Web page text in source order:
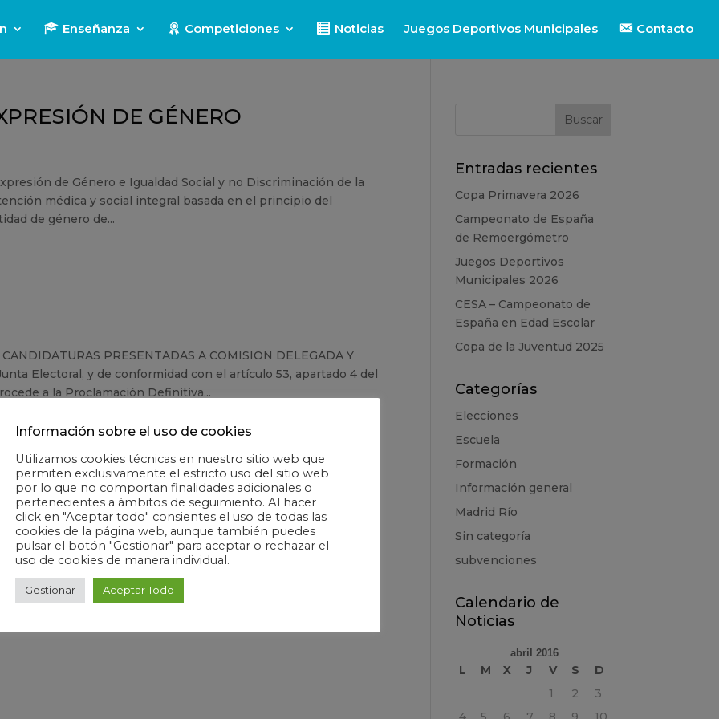
Enseñanza Competiciones Noticias Juegos Deportivos Municipales Contacto
DE GÉNERO
de Género e Igualdad Social y no Discriminación de la
médica y social integral basada en el principio del
de género de...
PRESENTADAS A COMISION DELEGADA Y
Electoral, y de conformidad con el artículo 53, apartado 4 del
a la Proclamación Definitiva...
Y SAN ISIDRO
instalaciones del Canal de Remo Puente de la Princesa
alevín, infantil, cadete y juvenil con una alta participación a
Entradas recientes
Copa Primavera 2026
Campeonato de España
de Remoergómetro
Juegos Deportivos
Municipales 2026
CESA – Campeonato de
España en Edad Escolar
Copa de la Juventud 2025
Categorías
Elecciones
Escuela
Formación
Información general
Madrid Río
Sin categoría
subvenciones
Calendario de
Noticias
abril 2016
L M X J V S
D
1
2
3
Información sobre el uso de cookies
Utilizamos cookies técnicas en nuestro sitio web que
permiten exclusivamente el estricto uso del sitio web
por lo que no comportan finalidades adicionales o
pertenecientes a ámbitos de seguimiento. Al hacer
click en "Aceptar todo" consientes el uso de todas las
cookies de la página web, aunque también puedes
pulsar el botón "Gestionar" para aceptar o rechazar el
uso de cookies de manera individual.
Gestionar Aceptar Todo